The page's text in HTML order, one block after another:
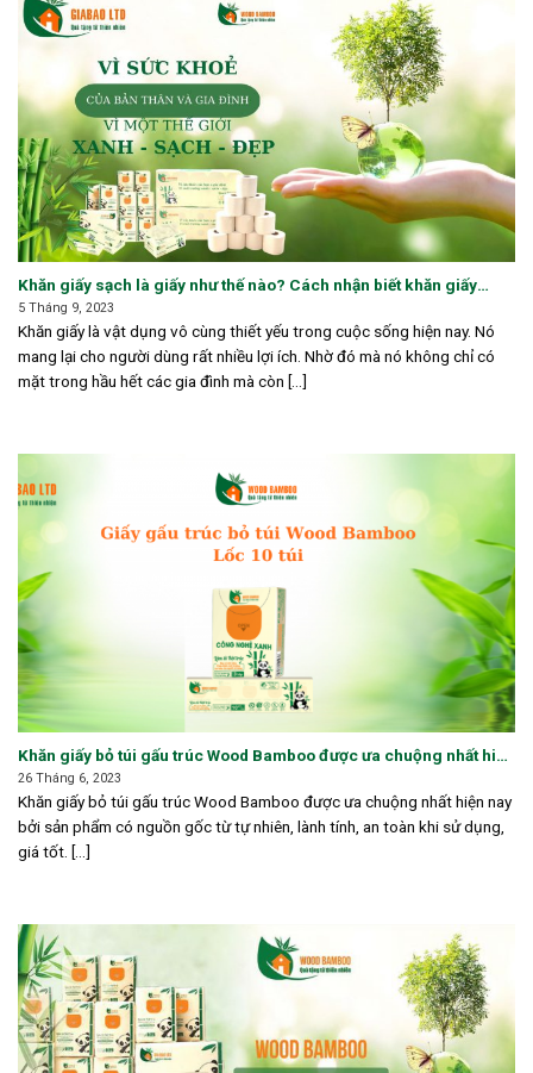
Khăn giấy sạch là giấy như thế nào? Cách nhận biết khăn giấy
sạch
5 Tháng 9, 2023
Khăn giấy là vật dụng vô cùng thiết yếu trong cuộc sống hiện nay. Nó
mang lại cho người dùng rất nhiều lợi ích. Nhờ đó mà nó không chỉ có
mặt trong hầu hết các gia đình mà còn [...]
Khăn giấy bỏ túi gấu trúc Wood Bamboo được ưa chuộng nhất hiện
nay
26 Tháng 6, 2023
Khăn giấy bỏ túi gấu trúc Wood Bamboo được ưa chuộng nhất hiện nay
bởi sản phẩm có nguồn gốc từ tự nhiên, lành tính, an toàn khi sử dụng,
giá tốt. [...]